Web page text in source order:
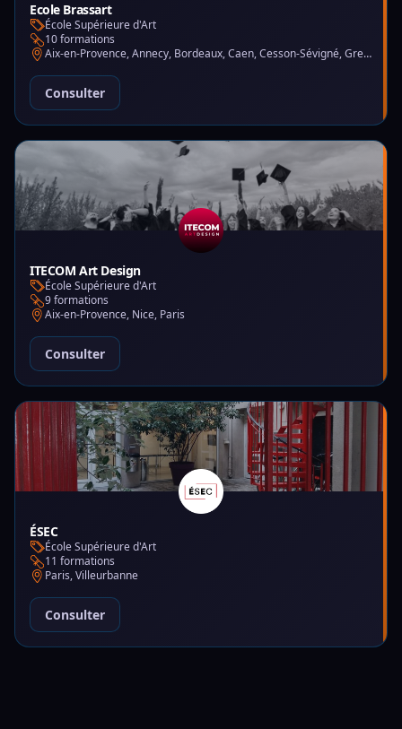
Ecole Brassart
École Supérieure d'Art
10 formations
Aix-en-Provence, Annecy, Bordeaux, Caen, Cesson-Sévigné, Grenoble, Lille, Lyon, Montpellier, Nantes, Nice, Paris, Toulouse, Tours
Consulter
ITECOM Art Design
École Supérieure d'Art
9 formations
Aix-en-Provence, Nice, Paris
Consulter
ÉSEC
École Supérieure d'Art
11 formations
Paris, Villeurbanne
Consulter